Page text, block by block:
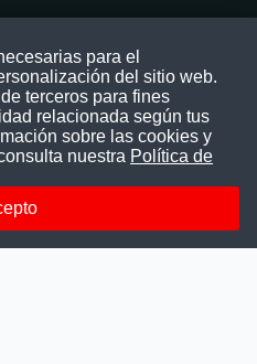
a través
para el
del sitio web.
terceros para fines
relacionada según tus
sobre las cookies y
nuestra Política de